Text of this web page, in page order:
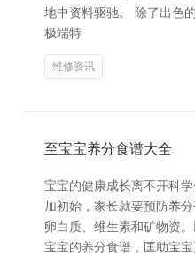
地中资料驱驰。 除了出色
极端特
维修资讯
至宝宝养分食谱大全
宝宝的健康成长离不开科
加初始，家长就要预防养
卵白质、维生素和矿物资
宝宝的养分食谱，匡助宝